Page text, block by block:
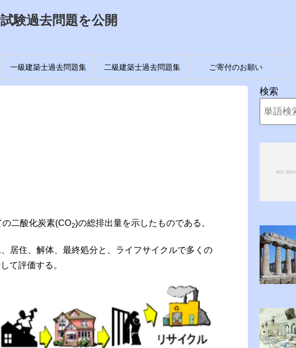
験過去問題を公開
一級建築士過去問題集 二級建築士過去問題集 ご寄付のお願い
二酸化炭素(CO2)の総排出量を示したものである。
居住、解体、最終処分と、ライフサイクルで多くの
て評価する。
検索